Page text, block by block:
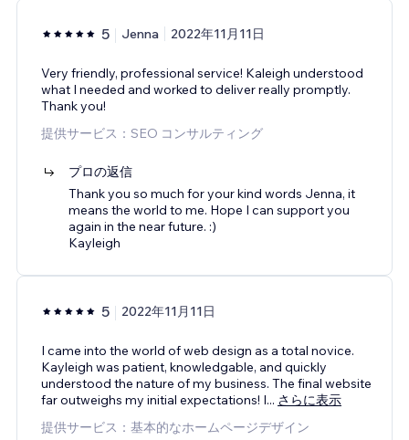
5 Jenna 2022年11月11日
Very friendly, professional service! Kaleigh understood
what I needed and worked to deliver really promptly.
Thank you!
提供サービス：SEO コンサルティング
プロの返信
Thank you so much for your kind words Jenna, it
means the world to me. Hope I can support you
again in the near future. :)
Kayleigh
5 2022年11月11日
I came into the world of web design as a total novice.
Kayleigh was patient, knowledgable, and quickly
understood the nature of my business. The final website
far outweighs my initial expectations! I... さらに表示
提供サービス：基本的なホームページデザイン